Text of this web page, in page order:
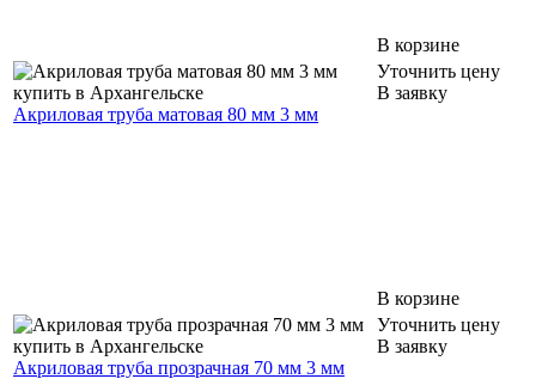
В корзине
Акриловая труба матовая 80 мм 3 мм
Уточнить цену
В заявку
В корзине
Акриловая труба прозрачная 70 мм 3 мм
Уточнить цену
В заявку